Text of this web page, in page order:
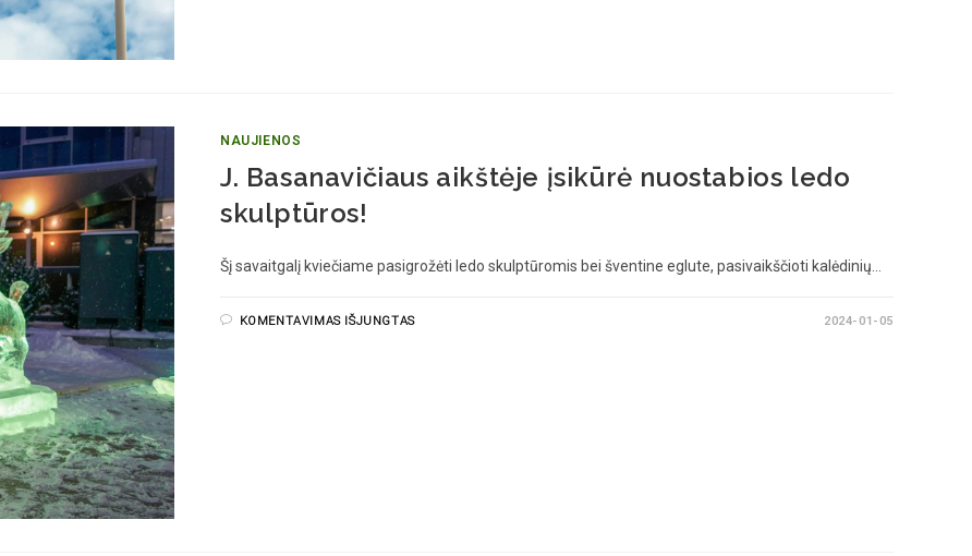
NAUJIENOS
J. Basanavičiaus aikštėje įsikūrė nuostabios ledo
skulptūros!
Šį savaitgalį kviečiame pasigrožėti ledo skulptūromis bei šventine eglute, pasivaikščioti kalėdinių…
KOMENTAVIMAS IŠJUNGTAS 2024-01-05